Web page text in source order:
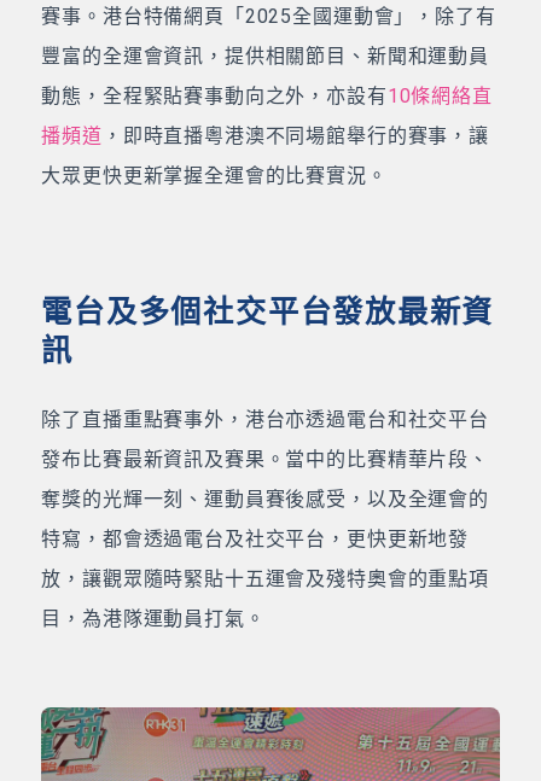
賽事。港台特備網頁「2025全國運動會」，除了有
豐富的全運會資訊，提供相關節目、新聞和運動員
動態，全程緊貼賽事動向之外，亦設有10條網絡直
播頻道 ，即時直播粵港澳不同場館舉行的賽事，讓
大眾更快更新掌握全運會的比賽實況。
電台及多個社交平台發放最新資
訊
除了直播重點賽事外，港台亦透過電台和社交平台
發布比賽最新資訊及賽果。當中的比賽精華片段、
奪獎的光輝一刻、運動員賽後感受，以及全運會的
特寫，都會透過電台及社交平台，更快更新地發
放，讓觀眾隨時緊貼十五運會及殘特奧會的重點項
目，為港隊運動員打氣。